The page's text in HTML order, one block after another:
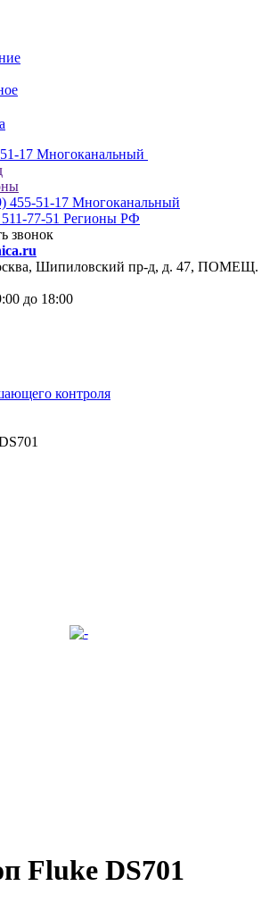
17 Многоканальный
455-51-17 Многоканальный
77-51 Регионы РФ
звонок
Шипиловский пр-д, д. 47, ПОМЕЩ.
до 18:00
контроля
Fluke DS701